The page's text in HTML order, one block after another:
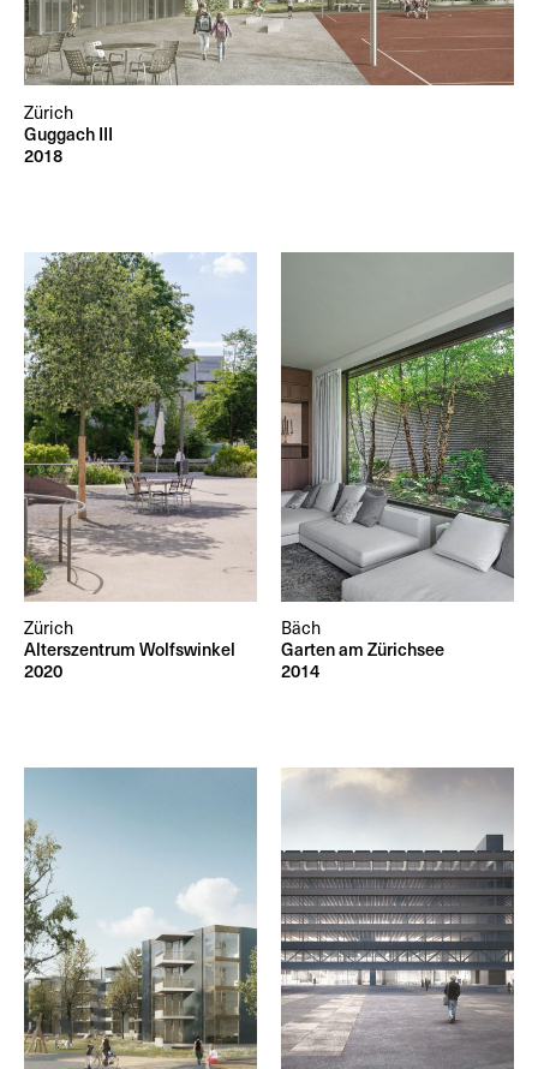
Zürich
Guggach III
2018
Zürich
Alterszentrum Wolfswinkel
2020
Bäch
Garten am Zürichsee
2014